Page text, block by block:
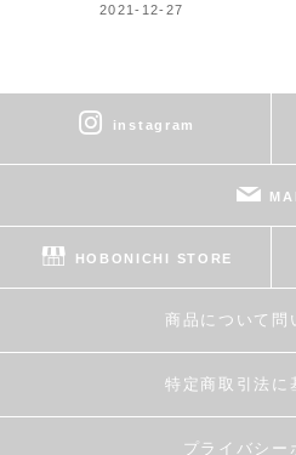
2021-12-27
instagram
HOBONICHI STORE
商品について問
特定商取引法に
プライバシー